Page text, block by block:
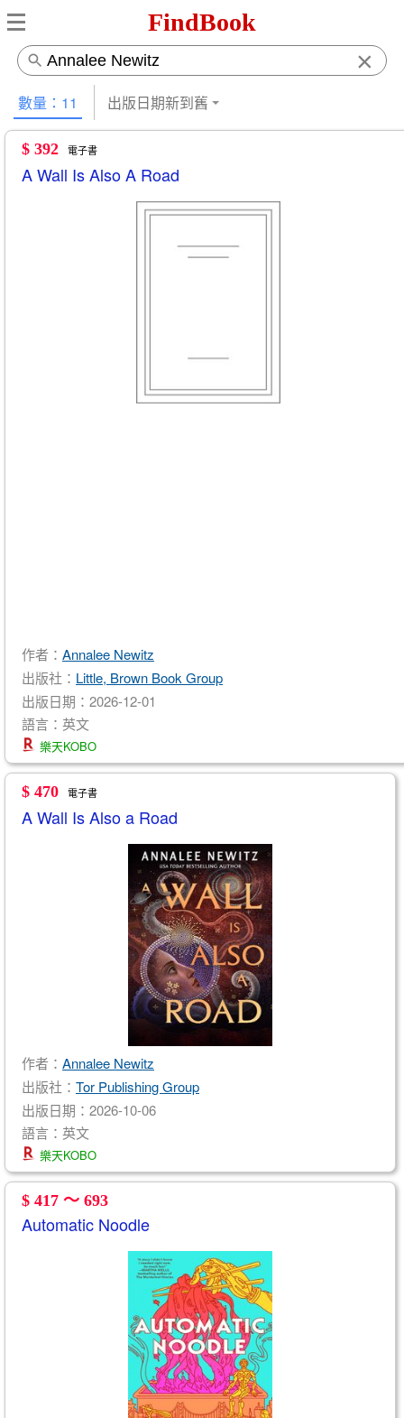
FindBook
×
數量：11 出版日期新到舊
$ 392 電子書
A Wall Is Also A Road
作者： Annalee Newitz
出版社： Little, Brown Book Group
出版日期：2026-12-01
語言：英文
樂天KOBO
$ 470 電子書
A Wall Is Also a Road
作者： Annalee Newitz
出版社： Tor Publishing Group
出版日期：2026-10-06
語言：英文
樂天KOBO
$ 417 ～ 693
Automatic Noodle